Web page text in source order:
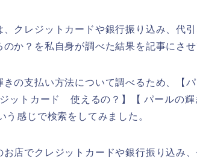
クレジットカードや銀行振り込み、代
か？を私自身が調べた結果を記事にさせ
きの支払い方法について調べるため、【
ットカード 使えるの？】【 パールの輝
う感じで検索をしてみました。
店でクレジットカードや銀行振り込み